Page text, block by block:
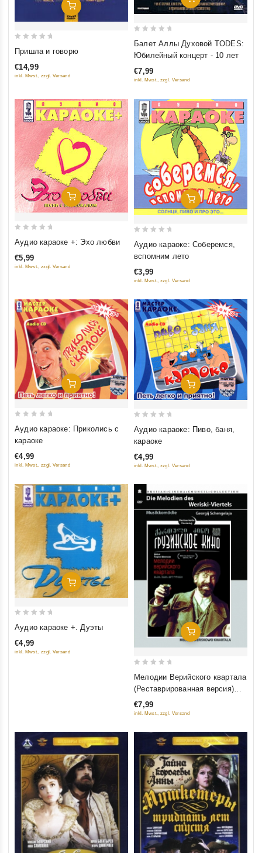
Добавить В Корзину
out
of
Пришла и говорю
€14,99
inkl. Mwst., zzgl. Versand 5
Балет Аллы Духовой TODES:
Юбилейный концерт - 10 лет
€7,99
inkl. Mwst., zzgl. Versand
Добавить В Корзину
out
of
Аудио караоке +: Эхо любви
€5,99
inkl. Mwst., zzgl. Versand
Добавить В Корзину
out
5
Аудио караоке: Соберемся,
вспомним лето
€3,99
inkl. Mwst., zzgl. Versand
Добавить В Корзину
out
5
Аудио караоке: Приколись с
караоке
€4,99
inkl. Mwst., zzgl. Versand
Добавить В Корзину
out
5
Аудио караоке: Пиво, баня,
караоке
€4,99
inkl. Mwst., zzgl. Versand
Добавить В Корзину
out
of
Аудио караоке +. Дуэты
€4,99
inkl. Mwst., zzgl. Versand
Добавить В Корзину
5
Мелодии Верийского квартала
(Реставрированная версия)
(Diamant)
€7,99
inkl. Mwst., zzgl. Versand